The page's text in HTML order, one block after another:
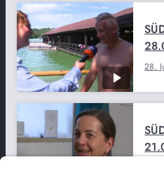
28.